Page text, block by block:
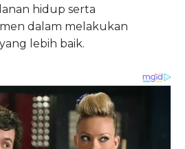
hidup serta
dalam melakukan
lebih baik.